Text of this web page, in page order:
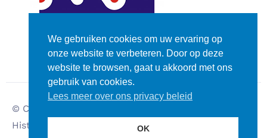
© Copyright – Dutch
Historic Rally Club
We gebruiken cookies om uw ervaring op
onze website te verbeteren. Door op deze
website te browsen, gaat u akkoord met ons
gebruik van cookies.
Lees meer over ons privacy beleid
OK